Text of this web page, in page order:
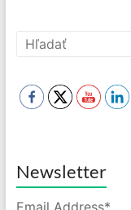
Newsletter